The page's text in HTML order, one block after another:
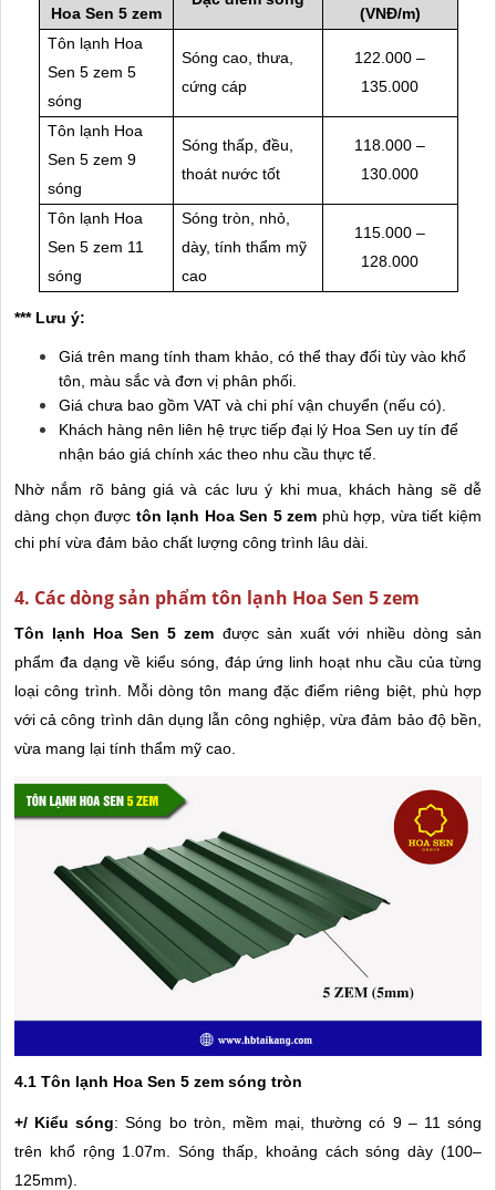
Hoa Sen 5 zem
(VNĐ/m)
Tôn lạnh Hoa
Sen 5 zem 5
sóng
Sóng cao, thưa,
cứng cáp
122.000 –
135.000
Tôn lạnh Hoa
Sen 5 zem 9
sóng
Sóng thấp, đều,
thoát nước tốt
118.000 –
130.000
Tôn lạnh Hoa
Sen 5 zem 11
sóng
Sóng tròn, nhỏ,
dày, tính thẩm mỹ
cao
115.000 –
128.000
*** Lưu ý:
Giá trên mang tính tham khảo, có thể thay đổi tùy vào khổ
tôn, màu sắc và đơn vị phân phối.
Giá chưa bao gồm VAT và chi phí vận chuyển (nếu có).
Khách hàng nên liên hệ trực tiếp đại lý Hoa Sen uy tín để
nhận báo giá chính xác theo nhu cầu thực tế.
Nhờ nắm rõ bảng giá và các lưu ý khi mua, khách hàng sẽ dễ
dàng chọn được tôn lạnh Hoa Sen 5 zem phù hợp, vừa tiết kiệm
chi phí vừa đảm bảo chất lượng công trình lâu dài.
4. Các dòng sản phẩm tôn lạnh Hoa Sen 5 zem
Tôn lạnh Hoa Sen 5 zem được sản xuất với nhiều dòng sản
phẩm đa dạng về kiểu sóng, đáp ứng linh hoạt nhu cầu của từng
loại công trình. Mỗi dòng tôn mang đặc điểm riêng biệt, phù hợp
với cả công trình dân dụng lẫn công nghiệp, vừa đảm bảo độ bền,
vừa mang lại tính thẩm mỹ cao.
4.1 Tôn lạnh Hoa Sen 5 zem sóng tròn
+/ Kiểu sóng: Sóng bo tròn, mềm mại, thường có 9 – 11 sóng
trên khổ rộng 1.07m. Sóng thấp, khoảng cách sóng dày (100–
125mm).